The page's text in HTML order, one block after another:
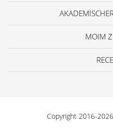
MOIM
Copyright 2016-